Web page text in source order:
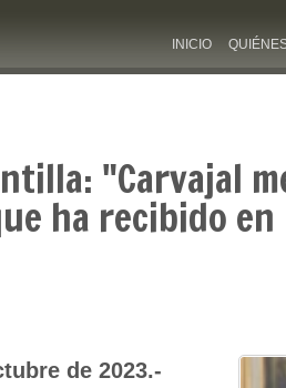
INICIO
"Carvajal
ha recibido
de 2023.-